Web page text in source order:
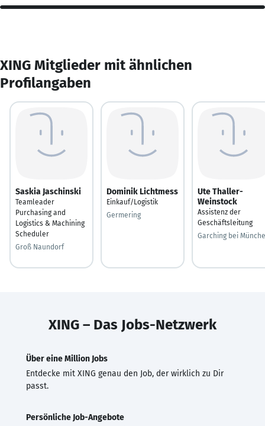
XING Mitglieder mit ähnlichen
Profilangaben
Saskia Jaschinski
Teamleader
Purchasing and
Logistics & Machining
Scheduler
Groß Naundorf
Dominik Lichtmess
Einkauf/Logistik
Germering
Ute Thaller-
Weinstock
Assistenz der
Geschäftsleitung
Garching bei
XING – Das Jobs-Netzwerk
Über eine Million Jobs
Entdecke mit XING genau den Job, der wirklich zu Dir
passt.
Persönliche Job-Angebote